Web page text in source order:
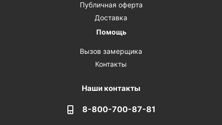
Публичная оферта
Доставка
Помощь
Вызов замерщика
Контакты
Наши контакты
8-800-700-87-81